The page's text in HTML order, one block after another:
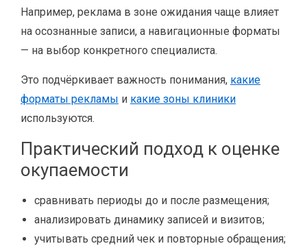
Например, реклама в зоне ожидания чаще влияет
на осознанные записи, а навигационные форматы
— на выбор конкретного специалиста.
Это подчёркивает важность понимания, какие
форматы рекламы и какие зоны клиники
используются.
Практический подход к оценке
окупаемости
сравнивать периоды до и после размещения;
анализировать динамику записей и визитов;
учитывать средний чек и повторные обращения;